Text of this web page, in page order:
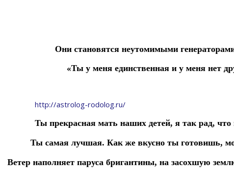
Они становятся неутомимыми
«Ты у меня единственная и у меня нет
http://astrolog-rodolog.ru/
Ты прекрасная мать наших детей, я так рад, что
Ты самая лучшая. Как же вкусно ты готовишь,
Ветер наполняет паруса бригантины, на засохшую